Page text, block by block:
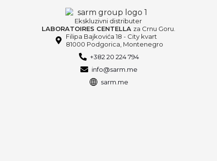
Ekskluzivni distributer
LABORATOIRES CENTELLA za Crnu Goru.
Filipa Bajkovića 18 - City kvart
81000 Podgorica, Montenegro
+382 20 224 794
info@sarm.me
sarm.me